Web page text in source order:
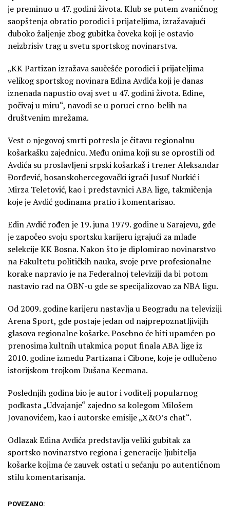
je preminuo u 47. godini života. Klub se putem zvaničnog
saopštenja obratio porodici i prijateljima, izražavajući
duboko žaljenje zbog gubitka čoveka koji je ostavio
neizbrisiv trag u svetu sportskog novinarstva.
„KK Partizan izražava saučešće porodici i prijateljima
velikog sportskog novinara Edina Avdića koji je danas
iznenada napustio ovaj svet u 47. godini života. Edine,
počivaj u miru“, navodi se u poruci crno-belih na
društvenim mrežama.
Vest o njegovoj smrti potresla je čitavu regionalnu
košarkašku zajednicu. Među onima koji su se oprostili od
Avdića su proslavljeni srpski košarkaš i trener Aleksandar
Đorđević, bosanskohercegovački igrači Jusuf Nurkić i
Mirza Teletović, kao i predstavnici ABA lige, takmičenja
koje je Avdić godinama pratio i komentarisao.
Edin Avdić rođen je 19. juna 1979. godine u Sarajevu, gde
je započeo svoju sportsku karijeru igrajući za mlađe
selekcije KK Bosna. Nakon što je diplomirao novinarstvo
na Fakultetu političkih nauka, svoje prve profesionalne
korake napravio je na Federalnoj televiziji da bi potom
nastavio rad na OBN-u gde se specijalizovao za NBA ligu.
Od 2009. godine karijeru nastavlja u Beogradu na televiziji
Arena Sport, gde postaje jedan od najprepoznatljivijih
glasova regionalne košarke. Posebno će biti upamćen po
prenosima kultnih utakmica poput finala ABA lige iz
2010. godine između Partizana i Cibone, koje je odlučeno
istorijskom trojkom Dušana Kecmana.
Poslednjih godina bio je autor i voditelj popularnog
podkasta „Udvajanje“ zajedno sa kolegom Milošem
Jovanovićem, kao i autorske emisije „X&O’s chat“.
Odlazak Edina Avdića predstavlja veliki gubitak za
sportsko novinarstvo regiona i generacije ljubitelja
košarke kojima će zauvek ostati u sećanju po autentičnom
stilu komentarisanja.
POVEZANO: